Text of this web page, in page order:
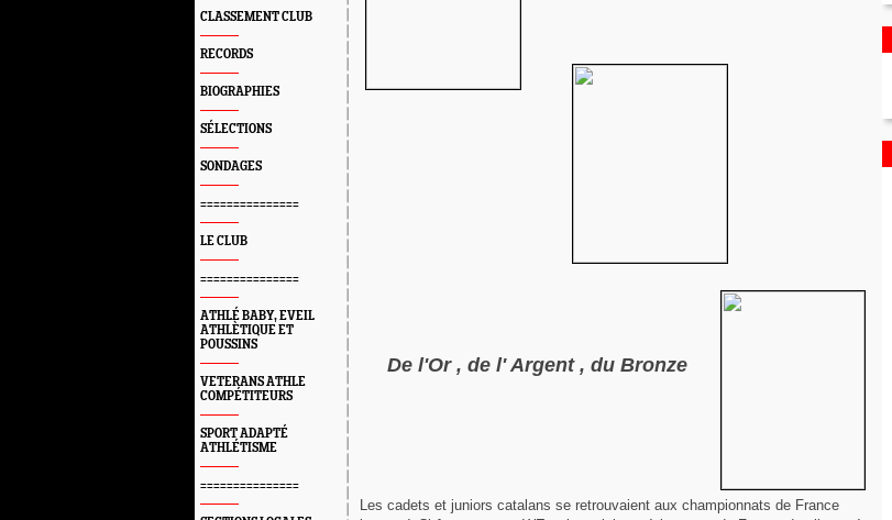
CLASSEMENT CLUB
RECORDS
BIOGRAPHIES
SÉLECTIONS
SONDAGES
===============
LE CLUB
===============
ATHLÉ BABY, EVEIL
ATHLÈTIQUE ET
POUSSINS
VETERANS ATHLE
COMPÉTITEURS
SPORT ADAPTÉ
ATHLÉTISME
===============
De l'Or , de l' Argent , du Bronze
Les cadets et juniors catalans se retrouvaient aux championnats de France